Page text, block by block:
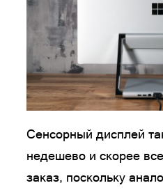
Сенсорный дисплей
недешево и скорее
заказ, поскольку